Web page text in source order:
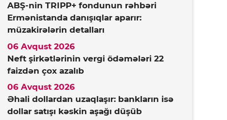
ABŞ-nin TRIPP+ fondunun rəhbəri
Ermənistanda danışıqlar aparır:
müzakirələrin detalları
Neft şirkətlərinin vergi ödəmələri 22
faizdən çox azalıb
06 Avqust 2026
Əhali dollardan uzaqlaşır: bankların isə
dollar satışı kəskin aşağı düşüb
06 Avqust 2026